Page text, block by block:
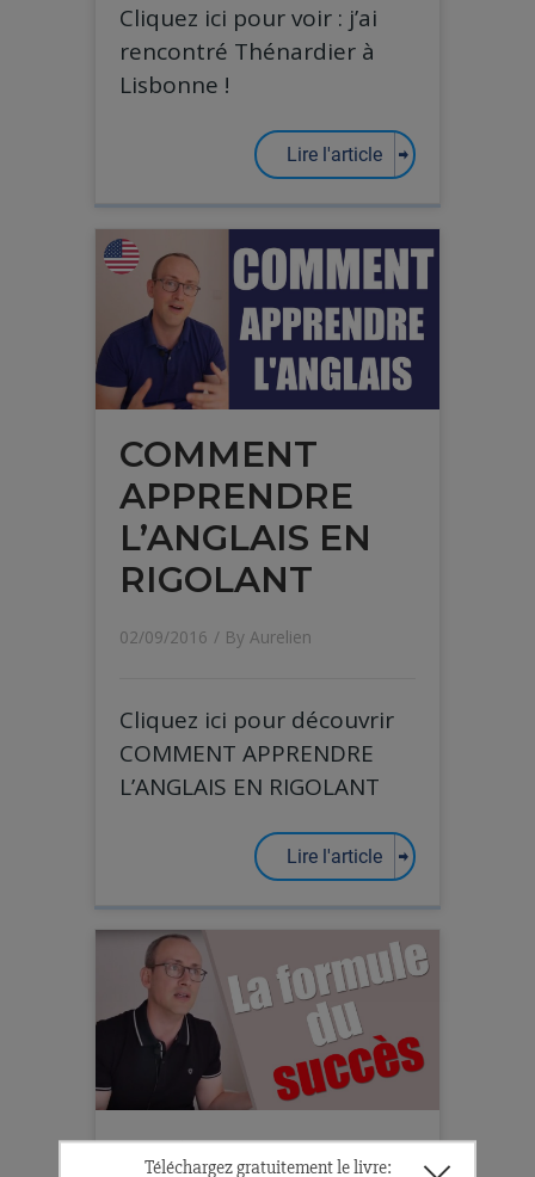
Cliquez ici pour voir : j’ai
rencontré Thénardier à
Lisbonne !
Lire l'article
COMMENT
APPRENDRE
L’ANGLAIS EN
RIGOLANT
02/09/2016 / By Aurelien
Cliquez ici pour découvrir
COMMENT APPRENDRE
L’ANGLAIS EN RIGOLANT
Lire l'article
La formule du